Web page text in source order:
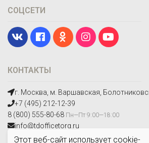
Этот веб-сайт использует cookie-
КОНТАКТЫ
г. Москва, м. Варшавская,
+7 (495) 212-12-39
8 (800) 555-80-68 Пн—Пт 9:00—18:00
info@tdofficetorg.ru
СОЦСЕТИ